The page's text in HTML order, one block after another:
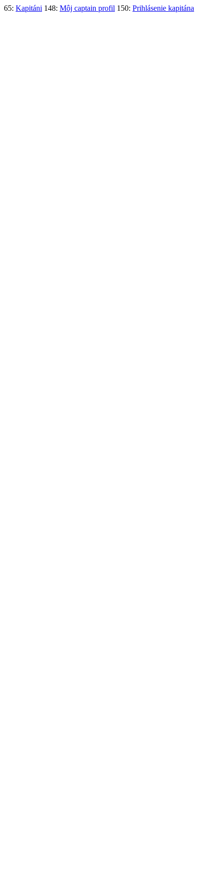
65: Kapitáni 148: Môj captain profil 150: Prihlásenie kapitána